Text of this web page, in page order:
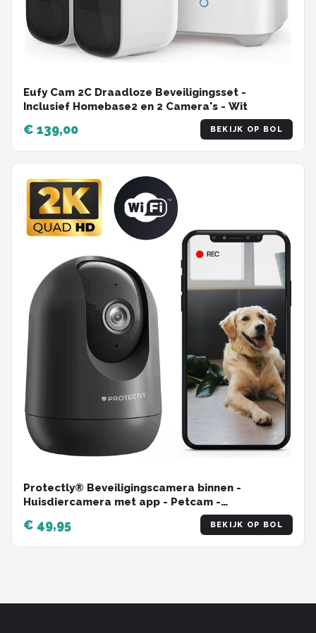
Eufy Cam 2C Draadloze Beveiligingsset -
Inclusief Homebase2 en 2 Camera's - Wit
€ 139,00 BEKIJK OP BOL
Protectly® Beveiligingscamera binnen -
Huisdiercamera met app - Petcam -
Hondencamera - Met WiFi APP - 2K 3MP Ultra HD
- Volgt beweging en geluidsdetectie - Indoor
Camera - Zwart
€ 49,95 BEKIJK OP BOL